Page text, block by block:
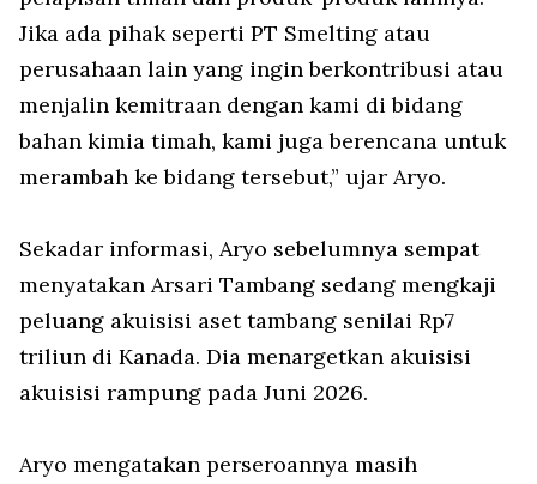
Jika ada pihak seperti PT Smelting atau
perusahaan lain yang ingin berkontribusi atau
menjalin kemitraan dengan kami di bidang
bahan kimia timah, kami juga berencana untuk
merambah ke bidang tersebut,” ujar Aryo.
Sekadar informasi, Aryo sebelumnya sempat
menyatakan Arsari Tambang sedang mengkaji
peluang akuisisi aset tambang senilai Rp7
triliun di Kanada. Dia menargetkan akuisisi
akuisisi rampung pada Juni 2026.
Aryo mengatakan perseroannya masih